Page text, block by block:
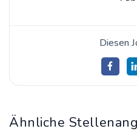
Diesen
Ähnliche